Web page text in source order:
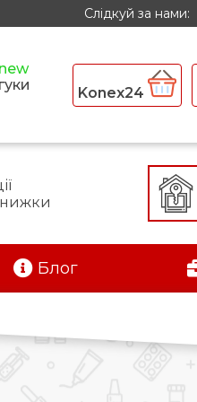
Слідкуй за нами:
Konex24
Блог